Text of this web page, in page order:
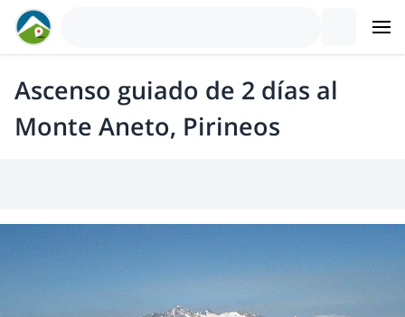
Ascenso guiado de 2 días al
Monte Aneto, Pirineos